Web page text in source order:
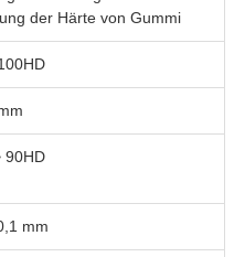
der Härte von Gummi
90HD
mm